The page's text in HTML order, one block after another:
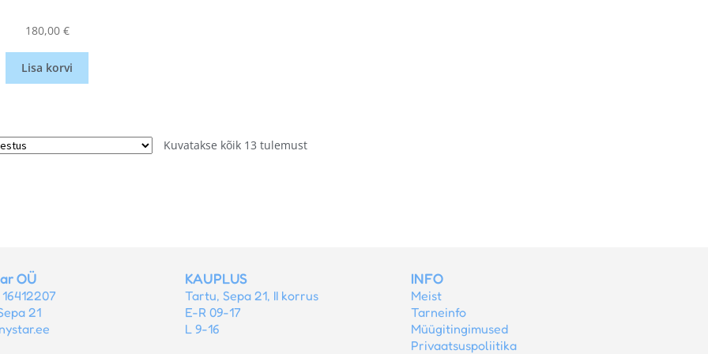
180,00 €
Lisa korvi
Kuvatakse kõik 13 tulemust
OÜ
21
KAUPLUS
Tartu, Sepa 21, II korrus
E-R 09-17
L 9-16
INFO
Meist
Tarneinfo
Müügitingimused
Privaatsuspoliitika